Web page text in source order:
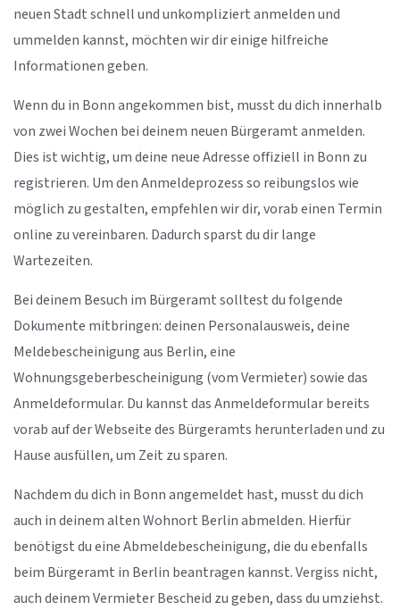
neuen Stadt schnell und unkompliziert anmelden und
ummelden kannst, möchten wir dir einige hilfreiche
Informationen geben.
Wenn du in Bonn angekommen bist, musst du dich innerhalb
von zwei Wochen bei deinem neuen Bürgeramt anmelden.
Dies ist wichtig, um deine neue Adresse offiziell in Bonn zu
registrieren. Um den Anmeldeprozess so reibungslos wie
möglich zu gestalten, empfehlen wir dir, vorab einen Termin
online zu vereinbaren. Dadurch sparst du dir lange
Wartezeiten.
Bei deinem Besuch im Bürgeramt solltest du folgende
Dokumente mitbringen: deinen Personalausweis, deine
Meldebescheinigung aus Berlin, eine
Wohnungsgeberbescheinigung (vom Vermieter) sowie das
Anmeldeformular. Du kannst das Anmeldeformular bereits
vorab auf der Webseite des Bürgeramts herunterladen und zu
Hause ausfüllen, um Zeit zu sparen.
Nachdem du dich in Bonn angemeldet hast, musst du dich
auch in deinem alten Wohnort Berlin abmelden. Hierfür
benötigst du eine Abmeldebescheinigung, die du ebenfalls
beim Bürgeramt in Berlin beantragen kannst. Vergiss nicht,
auch deinem Vermieter Bescheid zu geben, dass du umziehst.